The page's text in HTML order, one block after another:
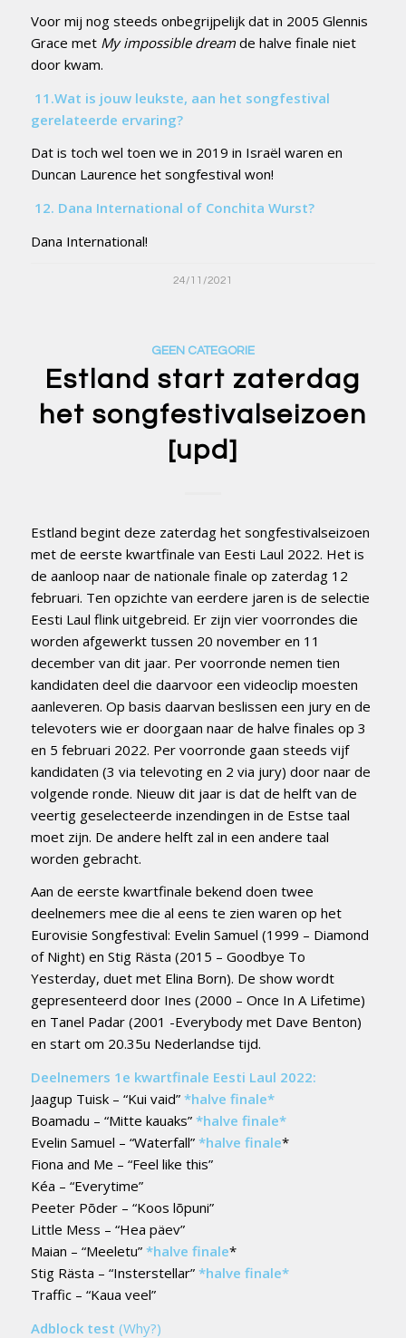
Voor mij nog steeds onbegrijpelijk dat in 2005 Glennis
Grace met My impossible dreamde halve finale niet
door kwam.
11.Wat is jouw leukste, aan het songfestival
gerelateerde ervaring?
Dat is toch wel toen we in 2019 in Israël waren en
Duncan Laurence het songfestival won!
12. Dana International of Conchita Wurst?
Dana International!
24/11/2021
GEEN CATEGORIE
Estland start zaterdag
het songfestivalseizoen
[upd]
Estland begint deze zaterdag het songfestivalseizoen
met de eerste kwartfinale van Eesti Laul 2022. Het is
de aanloop naar de nationale finale op zaterdag 12
februari. Ten opzichte van eerdere jaren is de selectie
Eesti Laul flink uitgebreid. Er zijn vier voorrondes die
worden afgewerkt tussen 20 november en 11
december van dit jaar. Per voorronde nemen tien
kandidaten deel die daarvoor een videoclip moesten
aanleveren. Op basis daarvan beslissen een jury en de
televoters wie er doorgaan naar de halve finales op 3
en 5 februari 2022. Per voorronde gaan steeds vijf
kandidaten (3 via televoting en 2 via jury) door naar de
volgende ronde. Nieuw dit jaar is dat de helft van de
veertig geselecteerde inzendingen in de Estse taal
moet zijn. De andere helft zal in een andere taal
worden gebracht.
Aan de eerste kwartfinale bekend doen twee
deelnemers mee die al eens te zien waren op het
Eurovisie Songfestival: Evelin Samuel (1999 – Diamond
of Night) en Stig Rästa (2015 – Goodbye To
Yesterday, duet met Elina Born). De show wordt
gepresenteerd door Ines (2000 – Once In A Lifetime)
en Tanel Padar (2001 -Everybody met Dave Benton)
en start om 20.35u Nederlandse tijd.
Deelnemers 1e kwartfinale Eesti Laul 2022:
Jaagup Tuisk – “Kui vaid” *halve finale*
Boamadu – “Mitte kauaks” *halve finale*
Evelin Samuel – “Waterfall” *halve finale*
Fiona and Me – “Feel like this”
Kéa – “Everytime”
Peeter Põder – “Koos lõpuni”
Little Mess – “Hea päev”
Maian – “Meeletu” *halve finale*
Stig Rästa – “Insterstellar” *halve finale*
Traffic – “Kaua veel”
Adblock test (Why?)